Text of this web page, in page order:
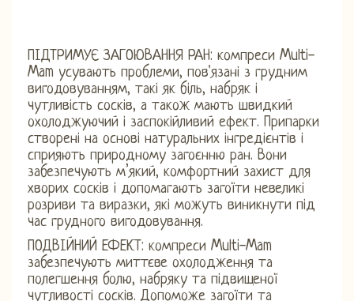
ПІДТРИМУЄ ЗАГОЮВАННЯ РАН: компреси Multi-
Mam усувають проблеми, пов'язані з грудним
вигодовуванням, такі як біль, набряк і
чутливість сосків, а також мають швидкий
охолоджуючий і заспокійливий ефект. Припарки
створені на основі натуральних інгредієнтів і
сприяють природному загоєнню ран. Вони
забезпечують м’який, комфортний захист для
хворих сосків і допомагають загоїти невеликі
розриви та виразки, які можуть виникнути під
час грудного вигодовування.
ПОДВІЙНИЙ ЕФЕКТ: компреси Multi-Mam
забезпечують миттєве охолодження та
полегшення болю, набряку та підвищеної
чутливості сосків. Допоможе загоїти та